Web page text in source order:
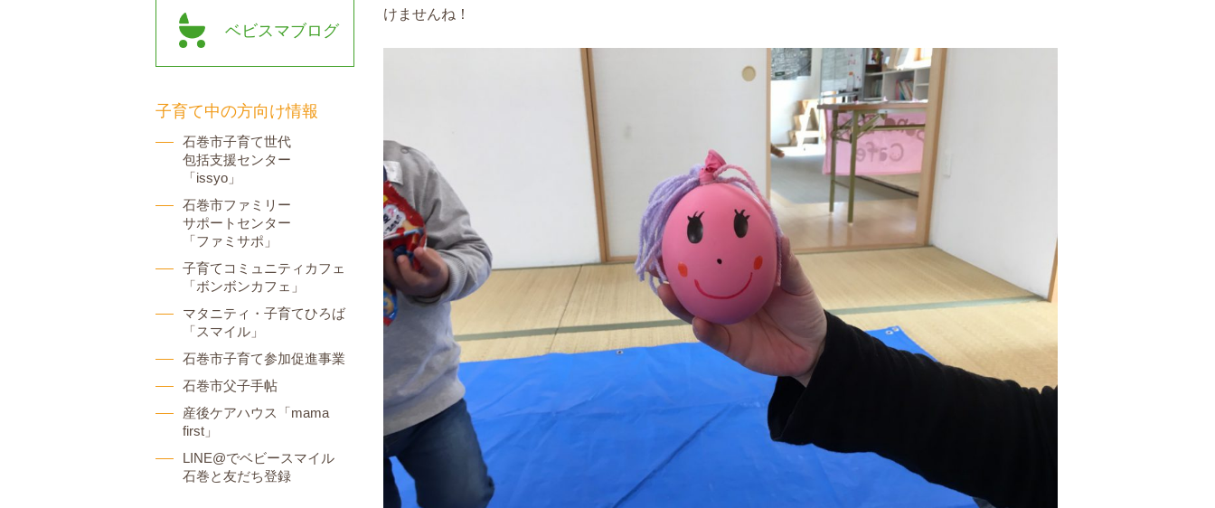
けませんね！
ベビスマブログ
子育て中の方向け情報
石巻市子育て世代
包括支援センター
「issyo」
石巻市ファミリー
サポートセンター
「ファミサポ」
子育てコミュニティカフェ
「ボンボンカフェ」
マタニティ・子育てひろば
「スマイル」
石巻市子育て参加促進事業
石巻市父子手帖
産後ケアハウス「mama
first」
LINE@でベビースマイル
石巻と友だち登録